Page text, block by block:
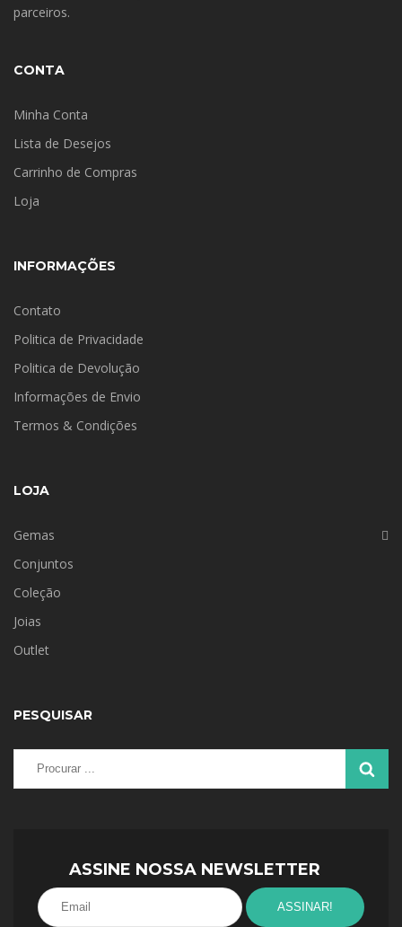
parceiros.
CONTA
Minha Conta
Lista de Desejos
Carrinho de Compras
Loja
INFORMAÇÕES
Contato
Politica de Privacidade
Politica de Devolução
Informações de Envio
Termos & Condições
LOJA
Gemas
Conjuntos
Coleção
Joias
Outlet
PESQUISAR
ASSINE NOSSA NEWSLETTER